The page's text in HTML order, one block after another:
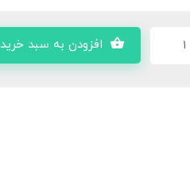
افزودن به سبد خرید